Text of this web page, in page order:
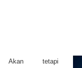
Akan tetapi